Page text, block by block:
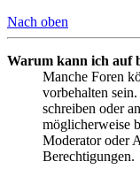
Nach oben
Warum kann ich auf
Manche Foren
vorbehalten
schreiben oder
möglicherweise
Moderator oder
Berechtigungen.